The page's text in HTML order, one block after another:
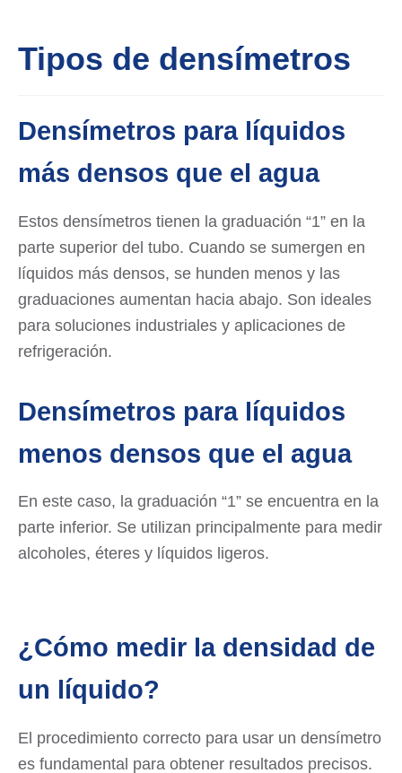
Tipos de densímetros
Densímetros para líquidos
más densos que el agua
Estos densímetros tienen la graduación “1” en la
parte superior del tubo. Cuando se sumergen en
líquidos más densos, se hunden menos y las
graduaciones aumentan hacia abajo. Son ideales
para soluciones industriales y aplicaciones de
refrigeración.
Densímetros para líquidos
menos densos que el agua
En este caso, la graduación “1” se encuentra en la
parte inferior. Se utilizan principalmente para medir
alcoholes, éteres y líquidos ligeros.
¿Cómo medir la densidad de
un líquido?
El procedimiento correcto para usar un densímetro
es fundamental para obtener resultados precisos.